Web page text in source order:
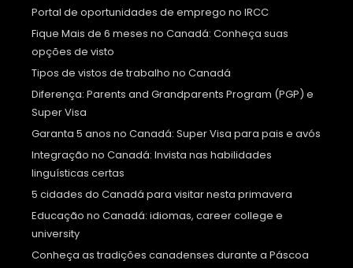
Portal de oportunidades de emprego no IRCC
Fique Mais de 6 meses no Canadá: Conheça suas
opções de visto
Tipos de vistos de trabalho no Canadá
Diferença: Parents and Grandparents Program (PGP) e
Super Visa
Garanta 5 anos no Canadá: Super Visa para pais e avós
Integração no Canadá: Invista nas habilidades
linguísticas certas
5 cidades do Canadá para visitar nesta primavera
Educação no Canadá: idiomas, career college e
university
Conheça as tradições canadenses durante a Páscoa